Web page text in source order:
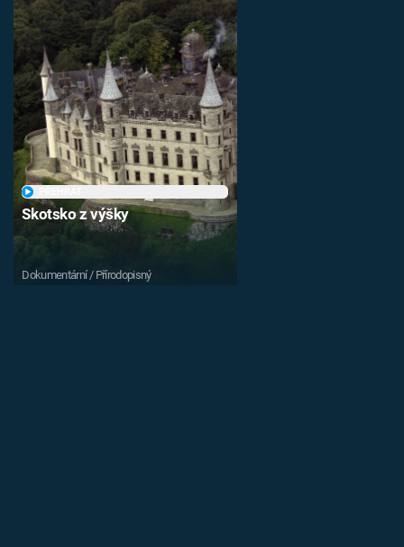
Skotsko z výšky
Dokumentární / Přírodopisný